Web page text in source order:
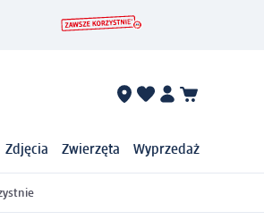
Zdjęcia Zwierzęta Wyprzedaż